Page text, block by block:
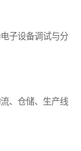
子设备调试与分
、仓储、生产线